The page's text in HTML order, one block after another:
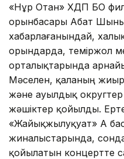
«Нұр Отан» ХДП БҚО
орынбасары Абат
хабарлағанындай,
орындарда, теміржол
орталықтарында
Мәселен, қаланың
және ауылдық
жәшіктер қойылды.
«Жайықжылуқуат» АҚ
жиналыстарында,
қойылатын концертте